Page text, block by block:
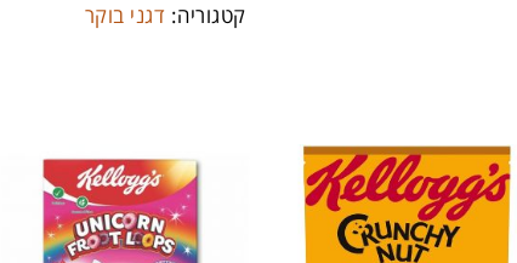
קטגוריה: דגני בוקר